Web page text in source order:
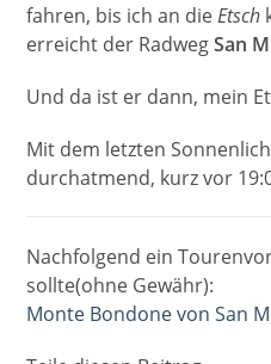
fahren, bis ich an dieEtsch
erreicht der RadwegSan
Und da ist er dann, mein
Mit dem letzten
durchatmend, kurz vor
Nachfolgend ein
sollte(ohne Gewähr):
Monte Bondone von San